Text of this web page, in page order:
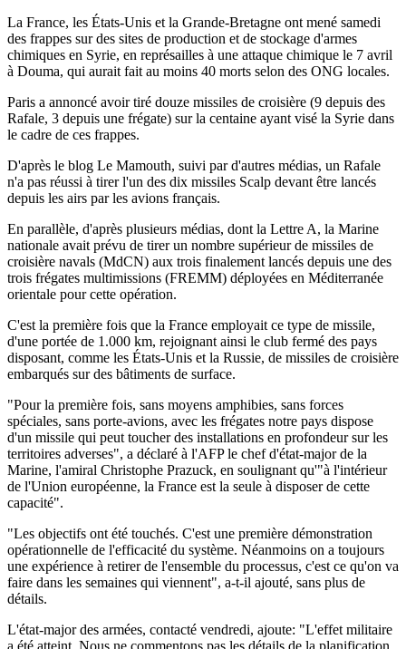
La France, les États-Unis et la Grande-Bretagne ont mené samedi
des frappes sur des sites de production et de stockage d'armes
chimiques en Syrie, en représailles à une attaque chimique le 7 avril
à Douma, qui aurait fait au moins 40 morts selon des ONG locales.
Paris a annoncé avoir tiré douze missiles de croisière (9 depuis des
Rafale, 3 depuis une frégate) sur la centaine ayant visé la Syrie dans
le cadre de ces frappes.
D'après le blog Le Mamouth, suivi par d'autres médias, un Rafale
n'a pas réussi à tirer l'un des dix missiles Scalp devant être lancés
depuis les airs par les avions français.
En parallèle, d'après plusieurs médias, dont la Lettre A, la Marine
nationale avait prévu de tirer un nombre supérieur de missiles de
croisière navals (MdCN) aux trois finalement lancés depuis une des
trois frégates multimissions (FREMM) déployées en Méditerranée
orientale pour cette opération.
C'est la première fois que la France employait ce type de missile,
d'une portée de 1.000 km, rejoignant ainsi le club fermé des pays
disposant, comme les États-Unis et la Russie, de missiles de croisière
embarqués sur des bâtiments de surface.
"Pour la première fois, sans moyens amphibies, sans forces
spéciales, sans porte-avions, avec les frégates notre pays dispose
d'un missile qui peut toucher des installations en profondeur sur les
territoires adverses", a déclaré à l'AFP le chef d'état-major de la
Marine, l'amiral Christophe Prazuck, en soulignant qu'"à l'intérieur
de l'Union européenne, la France est la seule à disposer de cette
capacité".
"Les objectifs ont été touchés. C'est une première démonstration
opérationnelle de l'efficacité du système. Néanmoins on a toujours
une expérience à retirer de l'ensemble du processus, c'est ce qu'on va
faire dans les semaines qui viennent", a-t-il ajouté, sans plus de
détails.
L'état-major des armées, contacté vendredi, ajoute: "L'effet militaire
a été atteint. Nous ne commentons pas les détails de la planification